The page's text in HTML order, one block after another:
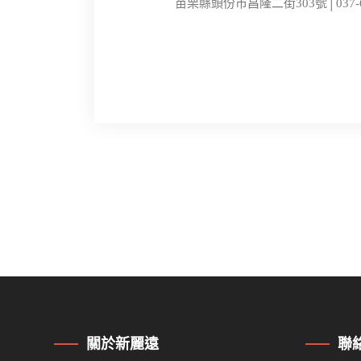
苗栗縣頭份市昌隆二街303號│037-
關於新麗遠 聯